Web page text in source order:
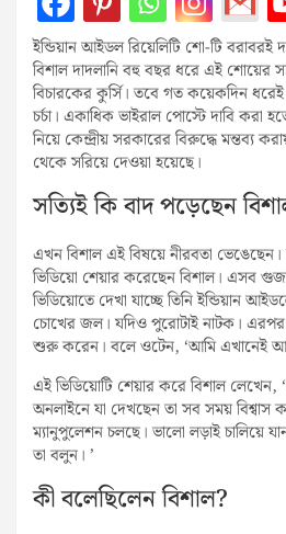
ইন্ডিয়ান আইডল রিয়েলিটি শো-টি
বিশাল দাদলানি বহু বছর ধরে এই শোয়ের
বিচারকের কুর্সি। তবে গত কয়েকদিন ধরেই
চর্চা। একাধিক ভাইরাল পোস্টে দাবি করা
নিয়ে কেন্দ্রীয় সরকারের বিরুদ্ধে মন্তব্য
থেকে সরিয়ে দেওয়া হয়েছে।
সত্যিই কি বাদ পড়েছেন
এখন বিশাল এই বিষয়ে নীরবতা
ভিডিয়ো শেয়ার করেছেন বিশাল। এসব
ভিডিয়োতে দেখা যাচ্ছে তিনি ইন্ডিয়ান
চোখের জল। যদিও পুরোটাই নাটক।
শুরু করেন। বলে ওটেন, ‘আমি এখানেই
এই ভিডিয়োটি শেয়ার করে বিশাল
অনলাইনে যা দেখছেন তা সব সময়
ম্যানুপুলেশন চলছে। ভালো লড়াই চালিয়ে
তা বলুন। ’
কী বলেছিলেন বিশাল?